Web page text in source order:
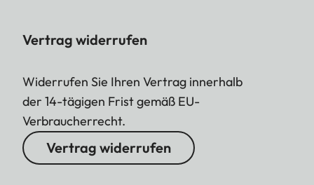
Vertrag widerrufen
Widerrufen Sie Ihren Vertrag innerhalb
der 14-tägigen Frist gemäß EU-
Verbraucherrecht.
Vertrag widerrufen